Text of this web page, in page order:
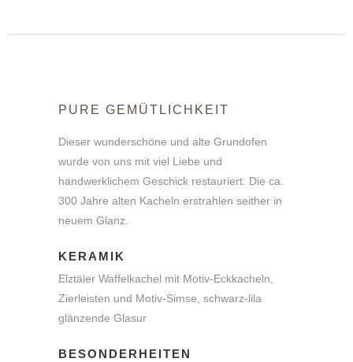
PURE GEMÜTLICHKEIT
Dieser wunderschöne und alte Grundofen
wurde von uns mit viel Liebe und
handwerklichem Geschick restauriert. Die ca.
300 Jahre alten Kacheln erstrahlen seither in
neuem Glanz.
KERAMIK
Elztäler Waffelkachel mit Motiv-Eckkacheln,
Zierleisten und Motiv-Simse, schwarz-lila
glänzende Glasur
BESONDERHEITEN